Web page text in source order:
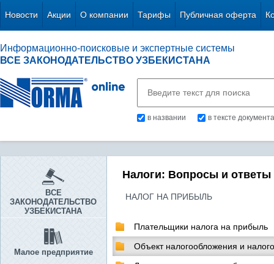
Новости Акции О компании Тарифы Публичная оферта
Информационно-поисковые и экспертные системы
ВСЕ ЗАКОНОДАТЕЛЬСТВО УЗБЕКИСТАНА
в названии в тексте документа
ВСЕ
ЗАКОНОДАТЕЛЬСТВО
УЗБЕКИСТАНА
Малое предприятие
Налоги: Вопросы и ответы
НАЛОГ НА ПРИБЫЛЬ
Плательщики налога на прибыль
Объект налогообложения и